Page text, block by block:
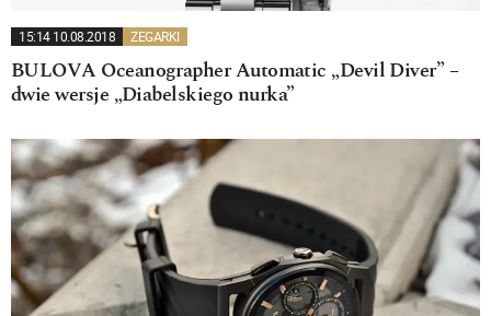
15:14 10.08.2018 ZEGARKI
BULOVA Oceanographer Automatic „Devil Diver” –
dwie wersje „Diabelskiego nurka”